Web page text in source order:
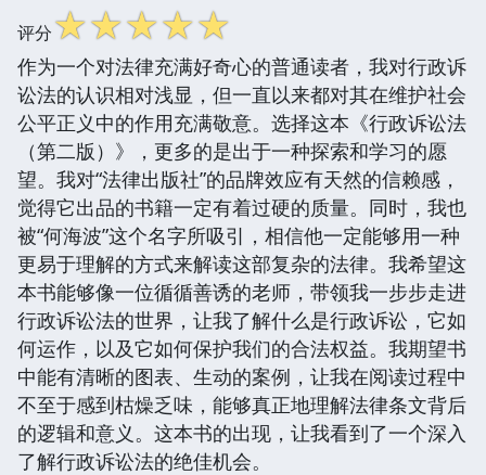
评分☆☆☆☆☆
作为一个对法律充满好奇心的普通读者，我对行政诉
讼法的认识相对浅显，但一直以来都对其在维护社会
公平正义中的作用充满敬意。选择这本《行政诉讼法
（第二版）》，更多的是出于一种探索和学习的愿
望。我对“法律出版社”的品牌效应有天然的信赖感，
觉得它出品的书籍一定有着过硬的质量。同时，我也
被“何海波”这个名字所吸引，相信他一定能够用一种
更易于理解的方式来解读这部复杂的法律。我希望这
本书能够像一位循循善诱的老师，带领我一步步走进
行政诉讼法的世界，让我了解什么是行政诉讼，它如
何运作，以及它如何保护我们的合法权益。我期望书
中能有清晰的图表、生动的案例，让我在阅读过程中
不至于感到枯燥乏味，能够真正地理解法律条文背后
的逻辑和意义。这本书的出现，让我看到了一个深入
了解行政诉讼法的绝佳机会。